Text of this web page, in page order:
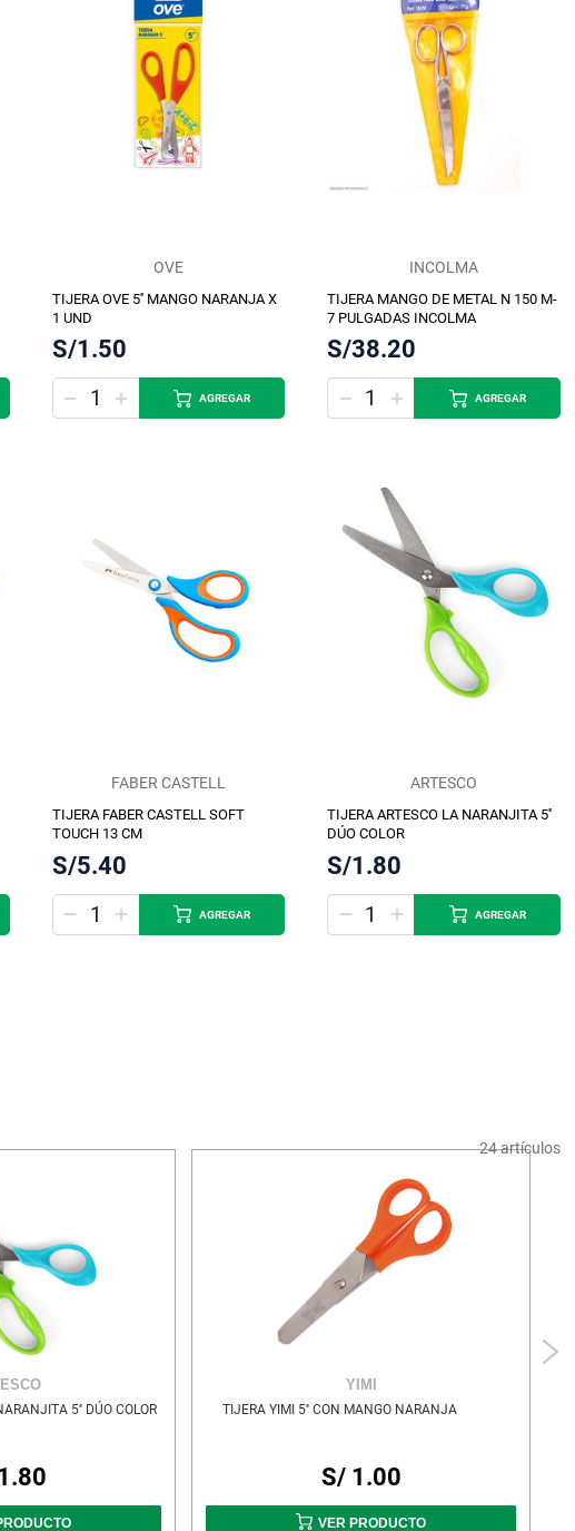
24artículos
OVE
TIJERA OVE 5'' MANGO NARANJA X
1 UND
S/1.50
AGREGAR
INCOLMA
TIJERA MANGO DE METAL N 150 M-
7 PULGADAS INCOLMA
S/38.20
AGREGAR
FABER CASTELL
TIJERA FABER CASTELL SOFT
TOUCH 13 CM
S/5.40
AGREGAR
ARTESCO
TIJERA ARTESCO LA NARANJITA 5''
DÚO COLOR
S/1.80
AGREGAR
5'' DÚO COLOR
YIMI
TIJERA YIMI 5'' CON MANGO NARANJA
S/ 1.00
VER PRODUCTO